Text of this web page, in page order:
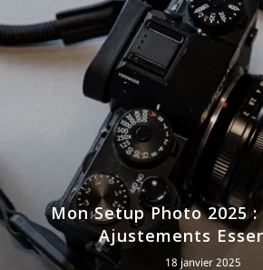
Mon Setup Photo 2025
Ajustements
18 janvier 2025